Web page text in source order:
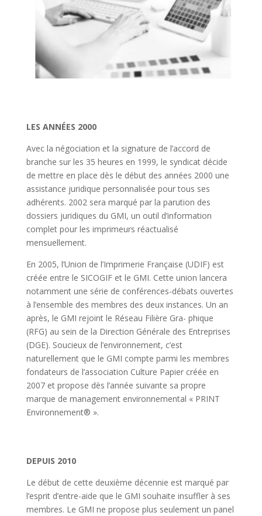
LES ANNÉES 2000
Avec la négociation et la signature de l’accord de
branche sur les 35 heures en 1999, le syndicat décide
de mettre en place dès le début des années 2000 une
assistance juridique personnalisée pour tous ses
adhérents. 2002 sera marqué par la parution des
dossiers juridiques du GMI, un outil d’information
complet pour les imprimeurs réactualisé
mensuellement.
En 2005, l’Union de l’Imprimerie Française (UDIF) est
créée entre le SICOGIF et le GMI. Cette union lancera
notamment une série de conférences-débats ouvertes
à l’ensemble des membres des deux instances. Un an
après, le GMI rejoint le Réseau Filière Gra- phique
(RFG) au sein de la Direction Générale des Entreprises
(DGE). Soucieux de l’environnement, c’est
naturellement que le GMI compte parmi les membres
fondateurs de l’association Culture Papier créée en
2007 et propose dès l’année suivante sa propre
marque de management environnemental « PRINT
Environnement® ».
DEPUIS 2010
Le début de cette deuxième décennie est marqué par
l’esprit d’entre-aide que le GMI souhaite insuffler à ses
membres. Le GMI ne propose plus seulement un panel